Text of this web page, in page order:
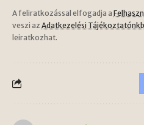
A feliratkozással elfogadja a
veszi az Adatkezelési
leiratkozhat.